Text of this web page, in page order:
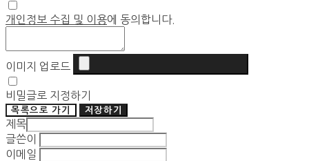
개인정보 수집 및 이용에 동의합니다.
이미지 업로드
비밀글로 지정하기
목록으로 가기 저장하기
제목
글쓴이
이메일